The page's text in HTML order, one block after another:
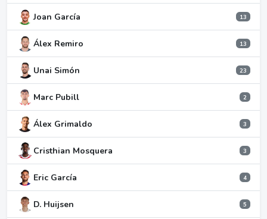
Joan García 13
Álex Remiro 13
Unai Simón 23
Marc Pubill 2
Álex Grimaldo 3
Cristhian Mosquera 3
Eric García 4
D. Huijsen 5